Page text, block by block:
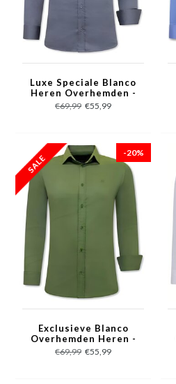
Luxe Speciale Blanco
Heren Overhemden -
Slim Fit - 3080 - Grijs
€69,99 €55,99
-20%
Exclusieve Blanco
Overhemden Heren -
Slim Fit - 3083 - Groen
€69,99 €55,99